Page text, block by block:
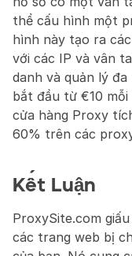
thể cấu hình một
hình này tạo ra
với các IP và vân
danh và quản lý
bắt đầu từ €10
cửa hàng Proxy
60% trên các
Kết Luận
ProxySite.com
các trang web bị